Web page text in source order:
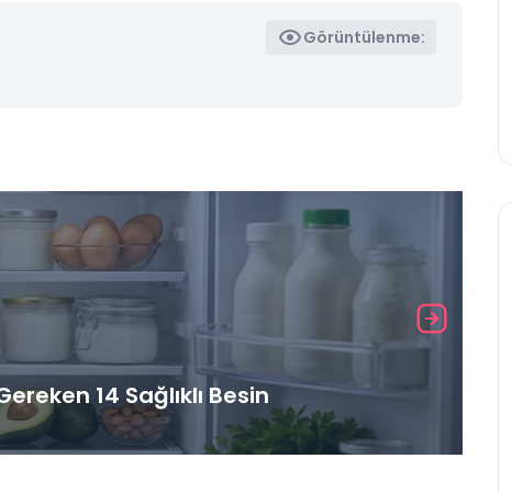
Görüntülenme:
14 Sağlıklı Besin